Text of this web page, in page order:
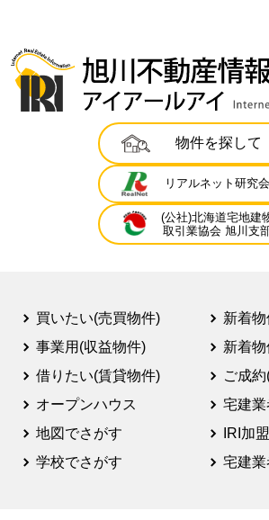
物件を探して
リアルネット研究会
(公社)北海道宅地建
取引業協会 旭川支
買いたい(売買物件)
事業用(収益物件)
借りたい(賃貸物件)
オープンハウス
地図でさがす
学校でさがす
新着
新着
ご成
宅建
IRI加
宅建